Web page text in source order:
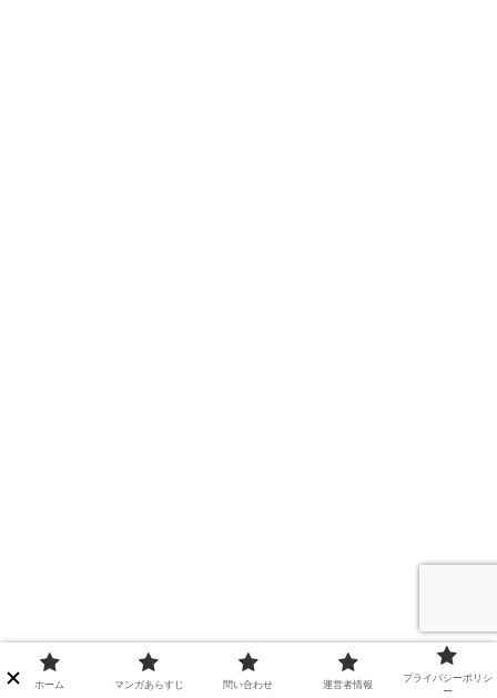
ホーム マンガあらすじ 問い合わせ 運営者情報
プライバシーポリシ
ー